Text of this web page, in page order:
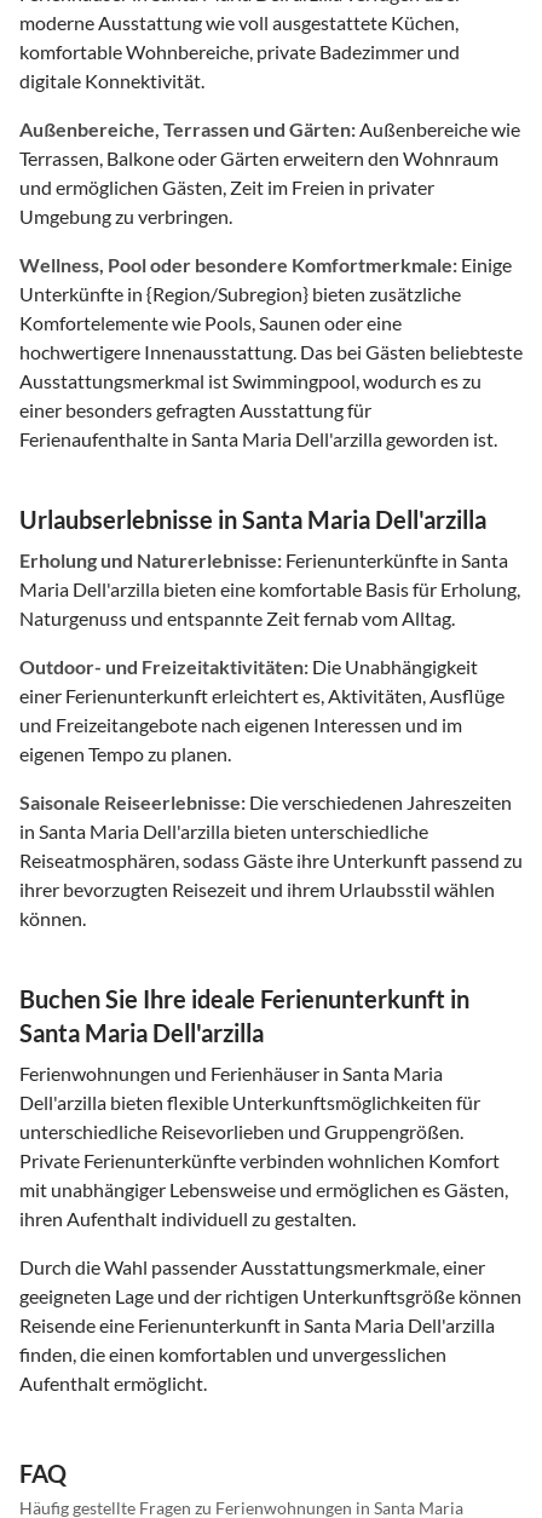
moderne Ausstattung wie voll ausgestattete Küchen,
komfortable Wohnbereiche, private Badezimmer und
digitale Konnektivität.
Außenbereiche, Terrassen und Gärten:Außenbereiche wie
Terrassen, Balkone oder Gärten erweitern den Wohnraum
und ermöglichen Gästen, Zeit im Freien in privater
Umgebung zu verbringen.
Wellness, Pool oder besondere Komfortmerkmale: Einige
Unterkünfte in {Region/Subregion} bieten zusätzliche
Komfortelemente wie Pools, Saunen oder eine
hochwertigere Innenausstattung. Das bei Gästen beliebteste
Ausstattungsmerkmal ist Swimmingpool, wodurch es zu
einer besonders gefragten Ausstattung für
Ferienaufenthalte in Santa Maria Dell'arzilla geworden ist.
Urlaubserlebnisse in Santa Maria Dell'arzilla
Erholung und Naturerlebnisse: Ferienunterkünfte in Santa
Maria Dell'arzilla bieten eine komfortable Basis für Erholung,
Naturgenuss und entspannte Zeit fernab vom Alltag.
Outdoor- und Freizeitaktivitäten: Die Unabhängigkeit
einer Ferienunterkunft erleichtert es, Aktivitäten, Ausflüge
und Freizeitangebote nach eigenen Interessen und im
eigenen Tempo zu planen.
Saisonale Reiseerlebnisse: Die verschiedenen Jahreszeiten
in Santa Maria Dell'arzilla bieten unterschiedliche
Reiseatmosphären, sodass Gäste ihre Unterkunft passend zu
ihrer bevorzugten Reisezeit und ihrem Urlaubsstil wählen
können.
Buchen Sie Ihre ideale Ferienunterkunft in
Santa Maria Dell'arzilla
Ferienwohnungen und Ferienhäuser in Santa Maria
Dell'arzilla bieten flexible Unterkunftsmöglichkeiten für
unterschiedliche Reisevorlieben und Gruppengrößen.
Private Ferienunterkünfte verbinden wohnlichen Komfort
mit unabhängiger Lebensweise und ermöglichen es Gästen,
ihren Aufenthalt individuell zu gestalten.
Durch die Wahl passender Ausstattungsmerkmale, einer
geeigneten Lage und der richtigen Unterkunftsgröße können
Reisende eine Ferienunterkunft in Santa Maria Dell'arzilla
finden, die einen komfortablen und unvergesslichen
Aufenthalt ermöglicht.
FAQ
Häufig gestellte Fragen zu Ferienwohnungen in Santa Maria